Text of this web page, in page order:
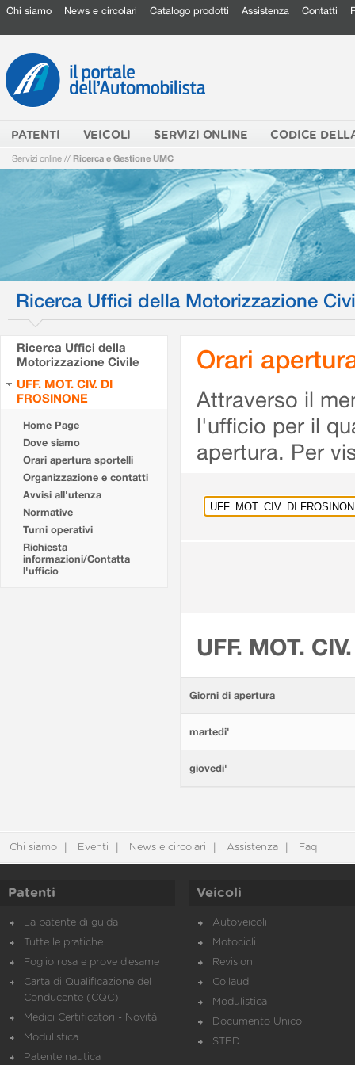
Chi siamo News e circolari Catalogo prodotti Assistenza Contatti
PATENTI VEICOLI SERVIZI ONLINE CODICE
Servizi online // Ricerca e Gestione UMC
Ricerca Uffici della Motorizzazione
Ricerca Uffici della
Motorizzazione Civile
UFF. MOT. CIV. DI
FROSINONE
Home Page
Dove siamo
Orari apertura sportelli
Organizzazione e contatti
Avvisi all'utenza
Normative
Turni operativi
Richiesta
informazioni/Contatta
l'ufficio
Orari
Attraverso il
l'ufficio per il
apertura. Per
UFF. MOT.
Giorni di apertura
martedi'
giovedi'
Chi siamo Eventi News e circolari Assistenza Faq
Patenti
La patente di guida
Tutte le pratiche
Foglio rosa e prove d’esame
Carta di Qualificazione del
Conducente (CQC)
Medici Certificatori - Novità
Modulistica
Patente nautica
Veicoli
Autoveicoli
Motocicli
Revisioni
Collaudi
Modulistica
Documento Unico
STED